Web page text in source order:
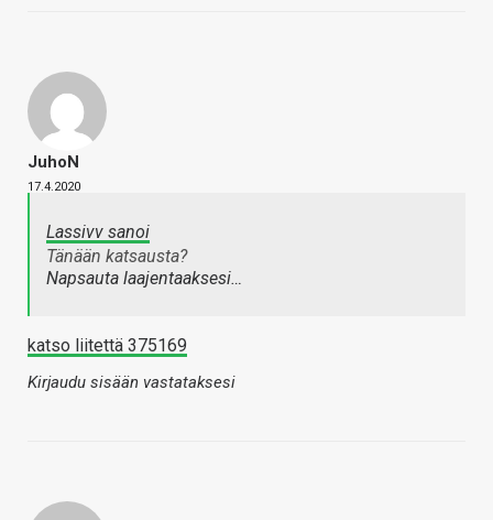
JuhoN
17.4.2020
Lassivv sanoi
Tänään katsausta?
Napsauta laajentaaksesi…
katso liitettä 375169
Kirjaudu sisään vastataksesi